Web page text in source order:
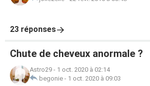
23 réponses
Chute de cheveux anormale ?
Astro29 - 1 oct. 2020 à 02:14
begonie - 1 oct. 2020 à 09:03